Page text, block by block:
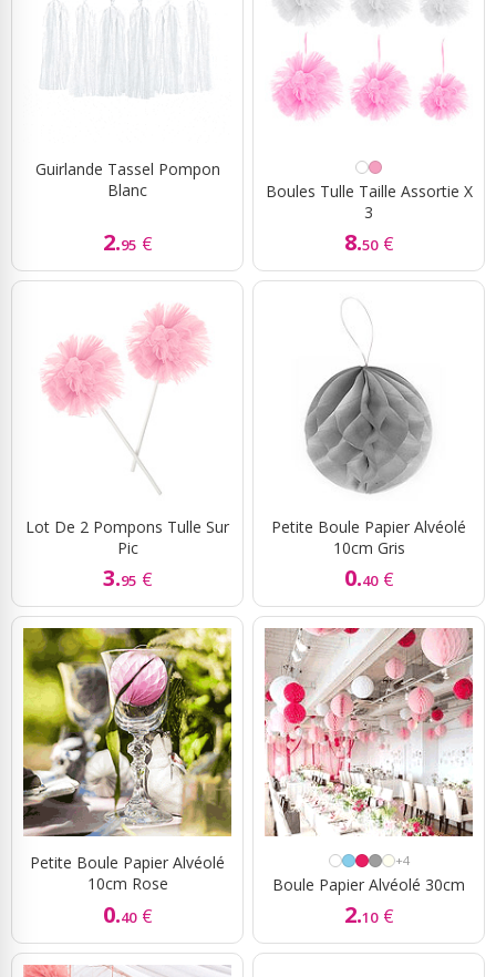
Guirlande Tassel Pompon
Blanc
2.95 €
Boules Tulle Taille Assortie X
3
8.50 €
Lot De 2 Pompons Tulle Sur
Pic
3.95 €
Petite Boule Papier Alvéolé
10cm Gris
0.40 €
Petite Boule Papier Alvéolé
10cm Rose
0.40 €
+4
Boule Papier Alvéolé 30cm
2.10 €